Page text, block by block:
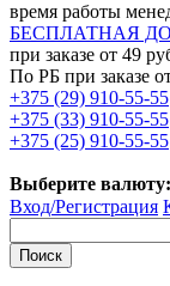
время работы
БЕСПЛАТНАЯ
при заказе от 49
По РБ при заказе
+375 (29) 910-55-55
+375 (33) 910-55-55
+375 (25) 910-55-55
Выберите валюту:
Вход/Регистрация
Поиск